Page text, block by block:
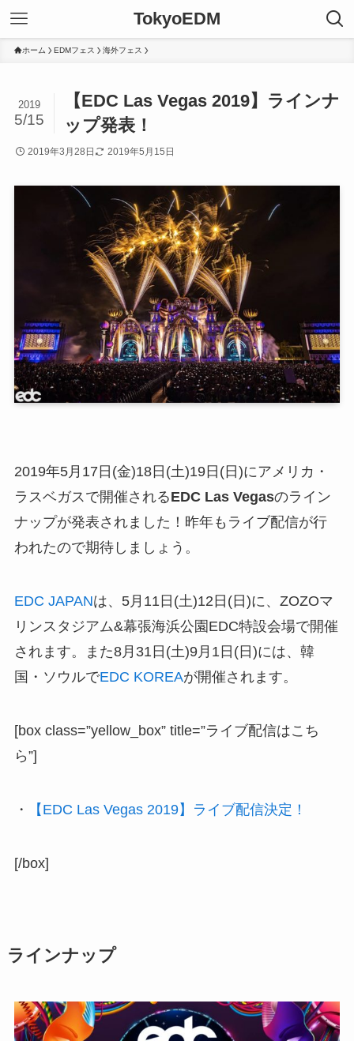
TokyoEDM
ホーム EDMフェス 海外フェス
【EDC Las Vegas 2019】ラインナ
ップ発表！
2019
5/15
2019年3月28日 2019年5月15日
2019年5月17日(金)18日(土)19日(日)にアメリカ・
ラスベガスで開催されるEDC Las Vegasのライン
ナップが発表されました！昨年もライブ配信が行
われたので期待しましょう。
EDC JAPANは、5月11日(土)12日(日)に、ZOZOマ
リンスタジアム&幕張海浜公園EDC特設会場で開催
されます。また8月31日(土)9月1日(日)には、韓
国・ソウルでEDC KOREAが開催されます。
[box class=”yellow_box” title=”ライブ配信はこち
ら”]
・ 【EDC Las Vegas 2019】ライブ配信決定！
[/box]
ラインナップ